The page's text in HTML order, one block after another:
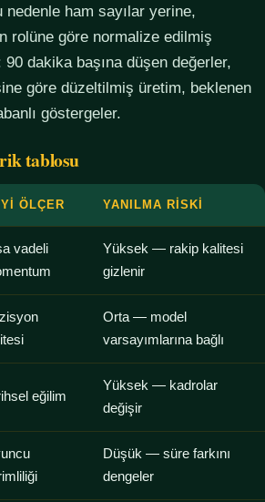
ham sayılar yerine,
rolüne göre normalize edilmiş
dakika başına düşen değerler,
göre düzeltilmiş üretim, beklenen
göstergeler.
tablosu
ÖLÇER YANILMA RISKI
vadeli
Yüksek — rakip kalitesi
gizlenir
Orta — model
varsayımlarına bağlı
eğilim
Yüksek — kadrolar
değişir
Düşük — süre farkını
dengeler